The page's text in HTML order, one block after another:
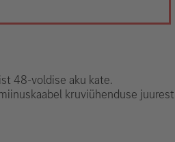
48-voldise aku kate.
kruviühenduse